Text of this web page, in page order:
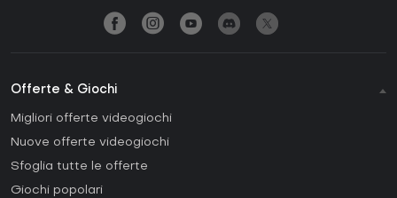
Offerte & Giochi
Migliori offerte videogiochi
Nuove offerte videogiochi
Sfoglia tutte le offerte
Giochi popolari